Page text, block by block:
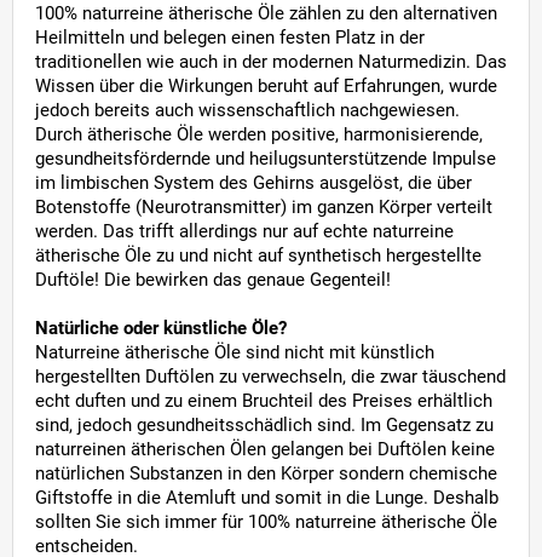
100% naturreine ätherische Öle zählen zu den alternativen
Heilmitteln und belegen einen festen Platz in der
traditionellen wie auch in der modernen Naturmedizin. Das
Wissen über die Wirkungen beruht auf Erfahrungen, wurde
jedoch bereits auch wissenschaftlich nachgewiesen.
Durch ätherische Öle werden positive, harmonisierende,
gesundheitsfördernde und heilugsunterstützende Impulse
im limbischen System des Gehirns ausgelöst, die über
Botenstoffe (Neurotransmitter) im ganzen Körper verteilt
werden. Das trifft allerdings nur auf echte naturreine
ätherische Öle zu und nicht auf synthetisch hergestellte
Duftöle! Die bewirken das genaue Gegenteil!
Natürliche oder künstliche Öle?
Naturreine ätherische Öle sind nicht mit künstlich
hergestellten Duftölen zu verwechseln, die zwar täuschend
echt duften und zu einem Bruchteil des Preises erhältlich
sind, jedoch gesundheitsschädlich sind. Im Gegensatz zu
naturreinen ätherischen Ölen gelangen bei Duftölen keine
natürlichen Substanzen in den Körper sondern chemische
Giftstoffe in die Atemluft und somit in die Lunge. Deshalb
sollten Sie sich immer für 100% naturreine ätherische Öle
entscheiden.